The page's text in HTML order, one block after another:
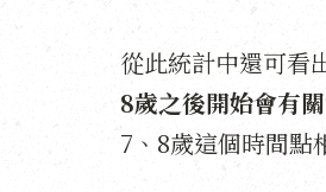
從此統計中還可看
8歲之後開始會有
7、8歲這個時間點